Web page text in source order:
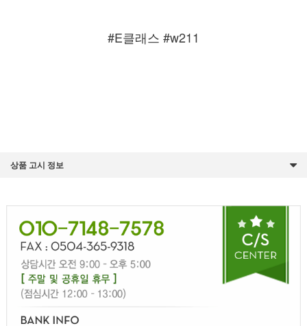
#E클래스 #w211
상품 고시 정보